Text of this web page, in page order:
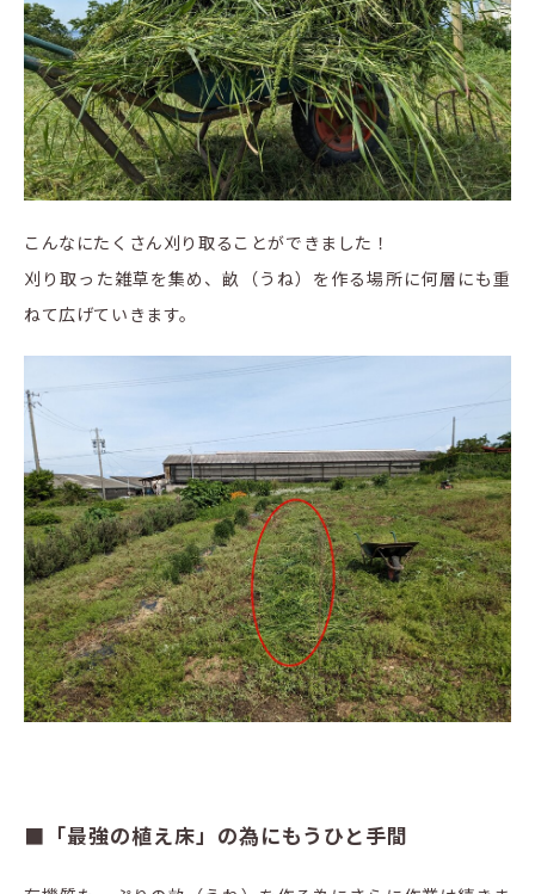
こんなにたくさん刈り取ることができました！
刈り取った雑草を集め、畝（うね）を作る場所に何層にも重
ねて広げていきます。
■「最強の植え床」の為にもうひと手間